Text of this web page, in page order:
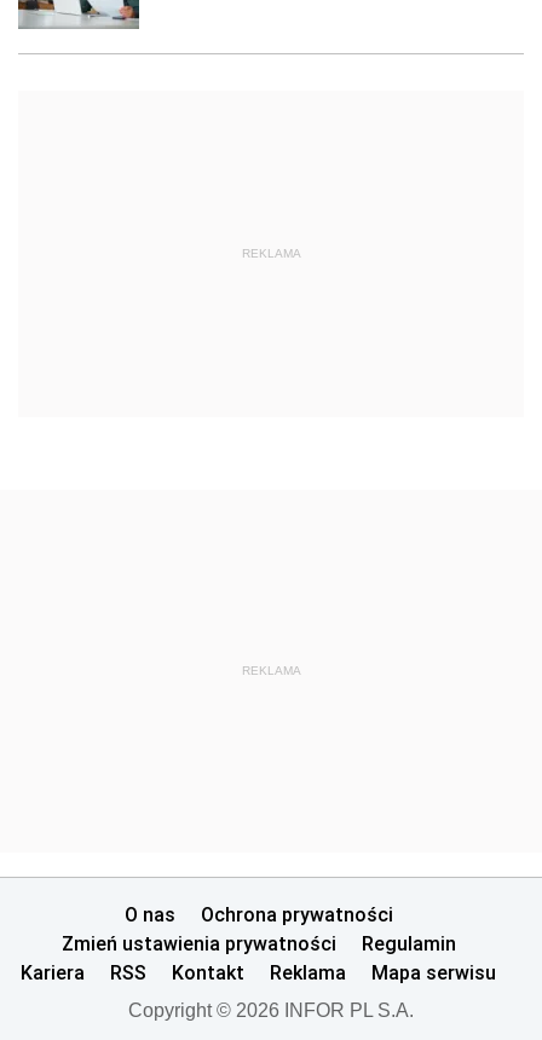
REKLAMA
REKLAMA
O nas
Ochrona prywatności
Zmień ustawienia prywatności
Regulamin
Kariera
RSS Kontakt Reklama Mapa serwisu
Copyright © 2026 INFOR PL S.A.